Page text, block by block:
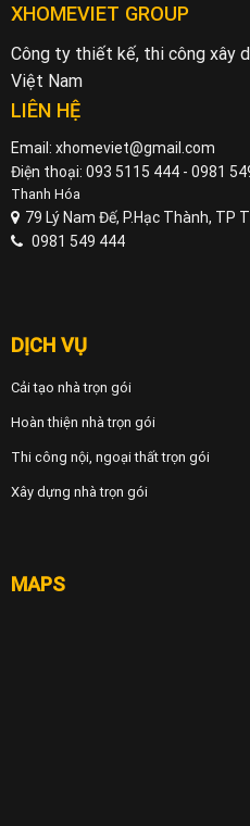
XHOMEVIET GROUP
Công ty thiết kế, thi công xây
Việt Nam
LIÊN HỆ
Email: xhomeviet@gmail.com
Điện thoại: 093 5115 444 - 0981
Thanh Hóa
79 Lý Nam Đế, P.Hạc Thành, TP
0981 549 444
DỊCH VỤ
Cải tạo nhà trọn gói
Hoàn thiện nhà trọn gói
Thi công nội, ngoại thất trọn gói
Xây dựng nhà trọn gói
MAPS